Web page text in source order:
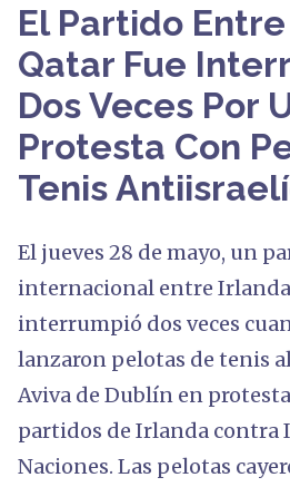
El Partido
Qatar Fue
Dos Veces Por
Protesta Con
Tenis
El jueves 28 de mayo, un
internacional entre Irlanda
interrumpió dos veces
lanzaron pelotas de tenis
Aviva de Dublín en
partidos de Irlanda contra
Naciones. Las pelotas